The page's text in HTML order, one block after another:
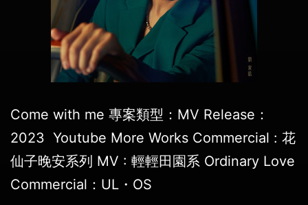
Come with me 專案類型：MV Release：
2023 Youtube More Works Commercial : 花
仙子晚安系列 MV : 輕輕田園系 Ordinary Love
Commercial：UL・OS